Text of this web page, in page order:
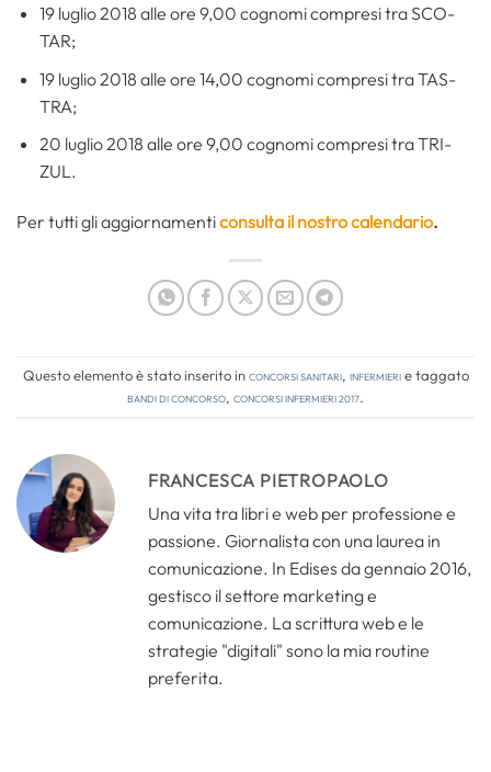
19 luglio 2018 alle ore 9,00 cognomi compresi tra SCO-
TAR;
19 luglio 2018 alle ore 14,00 cognomi compresi tra TAS-
TRA;
20 luglio 2018 alle ore 9,00 cognomi compresi tra TRI-
ZUL.
Per tutti gli aggiornamenticonsulta il nostro calendario.
Questo elemento è stato inserito inConcorsi Sanitari, Infermierie taggato
bandi di concorso, concorsi infermieri 2017.
FRANCESCA PIETROPAOLO
Una vita tra libri e web per professione e
passione. Giornalista con una laurea in
comunicazione. In Edises da gennaio 2016,
gestisco il settore marketing e
comunicazione. La scrittura web e le
strategie "digitali" sono la mia routine
preferita.